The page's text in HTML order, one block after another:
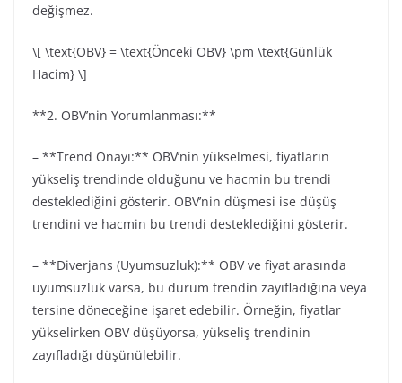
değişmez.
\[ \text{OBV} = \text{Önceki OBV} \pm \text{Günlük
Hacim} \]
**2. OBV’nin Yorumlanması:**
– **Trend Onayı:** OBV’nin yükselmesi, fiyatların
yükseliş trendinde olduğunu ve hacmin bu trendi
desteklediğini gösterir. OBV’nin düşmesi ise düşüş
trendini ve hacmin bu trendi desteklediğini gösterir.
– **Diverjans (Uyumsuzluk):** OBV ve fiyat arasında
uyumsuzluk varsa, bu durum trendin zayıfladığına veya
tersine döneceğine işaret edebilir. Örneğin, fiyatlar
yükselirken OBV düşüyorsa, yükseliş trendinin
zayıfladığı düşünülebilir.